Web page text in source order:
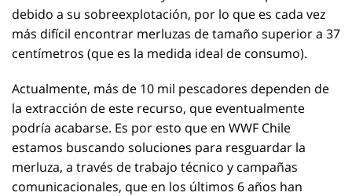
debido a su sobreexplotación, por lo que es cada vez
más difícil encontrar merluzas de tamaño superior a 37
centímetros (que es la medida ideal de consumo).
Actualmente, más de 10 mil pescadores dependen de
la extracción de este recurso, que eventualmente
podría acabarse. Es por esto que en WWF Chile
estamos buscando soluciones para resguardar la
merluza, a través de trabajo técnico y campañas
comunicacionales, que en los últimos 6 años han